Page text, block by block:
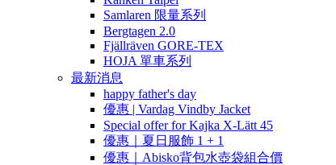
Samlaren 限量系列
Bergtagen 2.0
Fjällräven GORE-TEX
HOJA 單車系列
最新消息
happy father's day
優惠 | Vardag Vindby Jacket
Special offer for Kajka X-Lätt 45
優惠｜夏日服飾 1 + 1
優惠｜Abisko背包水壺袋組合價